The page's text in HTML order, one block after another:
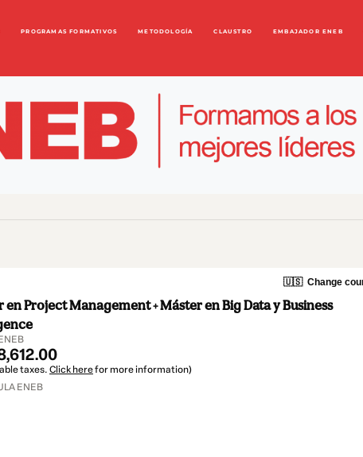
PROGRAMAS FORMATIVOS METODOLOGÍA CLAUSTRO EMBAJADOR ENEB